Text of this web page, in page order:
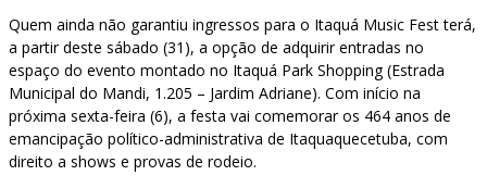
Quem ainda não garantiu ingressos para o Itaquá Music Fest terá,
a partir deste sábado (31), a opção de adquirir entradas no
espaço do evento montado no Itaquá Park Shopping (Estrada
Municipal do Mandi, 1.205 – Jardim Adriane). Com início na
próxima sexta-feira (6), a festa vai comemorar os 464 anos de
emancipação político-administrativa de Itaquaquecetuba, com
direito a shows e provas de rodeio.